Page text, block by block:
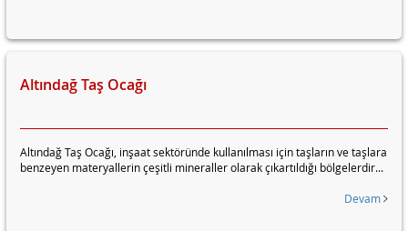
Altındağ Taş Ocağı
Altındağ Taş Ocağı, inşaat sektöründe kullanılması için taşların ve taşlara
benzeyen materyallerin çeşitli mineraller olarak çıkartıldığı bölgelerdir...
Devam